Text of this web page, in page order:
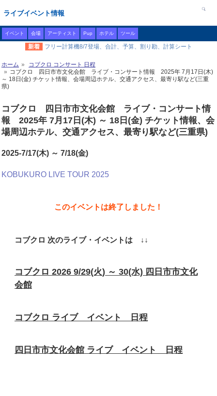
ライブイベント情報
イベント 会場 アーティスト Pup ホテル ツール
新着 フリー計算機8/7登場、合計、予算、割り勘、計算シート
ホーム
コブクロ コンサート 日程
コブクロ 四日市市文化会館 ライブ・コンサート情報 2025年 7月17日(木)
～ 18日(金) チケット情報、会場周辺ホテル、交通アクセス、最寄り駅など(三重
県)
コブクロ 四日市市文化会館 ライブ・コンサート情
報 2025年 7月17日(木) ～ 18日(金) チケット情報、会
場周辺ホテル、交通アクセス、最寄り駅など(三重県)
2025-7/17(木) ～ 7/18(金)
KOBUKURO LIVE TOUR 2025
このイベントは終了しました！
コブクロ 次のライブ・イベントは ↓↓
コブクロ 2026 9/29(火) ～ 30(水) 四日市市文化
会館
コブクロ ライブ イベント 日程
四日市市文化会館 ライブ イベント 日程